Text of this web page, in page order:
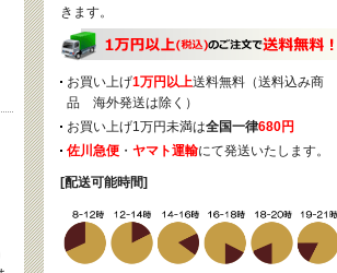
きます。
お買い上げ1万円以上送料無料（送料込み商
品 海外発送は除く）
お買い上げ1万円未満は全国一律680円
佐川急便 ・ ヤマト運輸にて発送いたします。
[配送可能時間]